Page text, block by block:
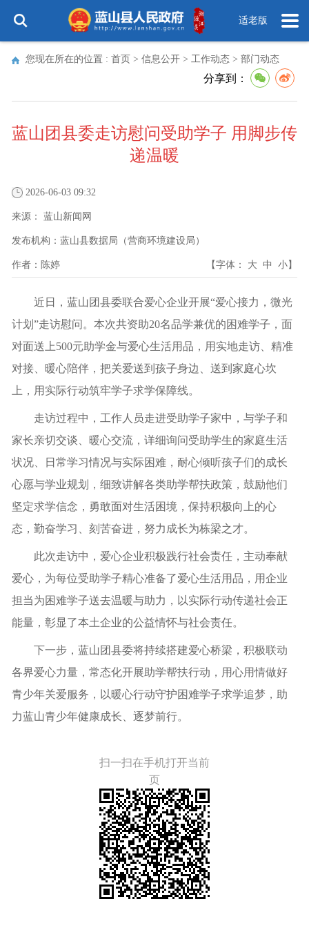
适老版
您现在所在的位置 : 首页 > 信息公开 > 工作动态 > 部门动态
分享到：
蓝山团县委走访慰问受助学子 用脚步传
递温暖
2026-06-03 09:32
来源： 蓝山新闻网
发布机构： 蓝山县数据局（营商环境建设局）
作者： 陈婷 【字体： 大 中 小】
近日，蓝山团县委联合爱心企业开展“爱心接力，微光
计划”走访慰问。本次共资助20名品学兼优的困难学子，面
对面送上500元助学金与爱心生活用品，用实地走访、精准
对接、暖心陪伴，把关爱送到孩子身边、送到家庭心坎
上，用实际行动筑牢学子求学保障线。
走访过程中，工作人员走进受助学子家中，与学子和
家长亲切交谈、暖心交流，详细询问受助学生的家庭生活
状况、日常学习情况与实际困难，耐心倾听孩子们的成长
心愿与学业规划，细致讲解各类助学帮扶政策，鼓励他们
坚定求学信念，勇敢面对生活困境，保持积极向上的心
态，勤奋学习、刻苦奋进，努力成长为栋梁之才。
此次走访中，爱心企业积极践行社会责任，主动奉献
爱心，为每位受助学子精心准备了爱心生活用品，用企业
担当为困难学子送去温暖与助力，以实际行动传递社会正
能量，彰显了本土企业的公益情怀与社会责任。
下一步，蓝山团县委将持续搭建爱心桥梁，积极联动
各界爱心力量，常态化开展助学帮扶行动，用心用情做好
青少年关爱服务，以暖心行动守护困难学子求学追梦，助
力蓝山青少年健康成长、逐梦前行。
扫一扫在手机打开当前
页